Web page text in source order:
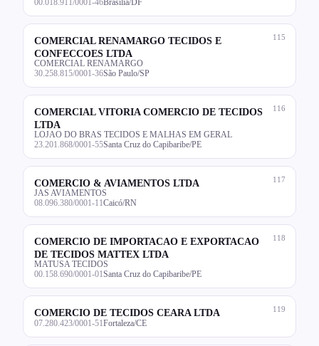
00.018.911/0001-46Brasília/DF
115
COMERCIAL RENAMARGO TECIDOS E
CONFECCOES LTDA
COMERCIAL RENAMARGO
30.258.815/0001-36São Paulo/SP
116
COMERCIAL VITORIA COMERCIO DE TECIDOS
LTDA
LOJAO DO BRAS TECIDOS E MALHAS EM GERAL
23.201.868/0001-55Santa Cruz do Capibaribe/PE
117
COMERCIO & AVIAMENTOS LTDA
JAS AVIAMENTOS
08.096.380/0001-11 Caicó/RN
118
COMERCIO DE IMPORTACAO E EXPORTACAO
DE TECIDOS MATTEX LTDA
MATUSA TECIDOS
00.158.690/0001-01 Santa Cruz do Capibaribe/PE
119
COMERCIO DE TECIDOS CEARA LTDA
07.280.423/0001-51 Fortaleza/CE